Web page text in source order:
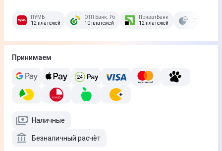
ПУМБ
12 платежей
ОТП Банк. Розстрочка Скибочка.
10 платежей
ПриватБанк
12 платежей
15 платежей
Принимаем
Наличные
Безналичный расчёт